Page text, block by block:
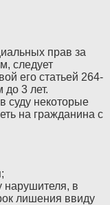
прав за
следует
его статьей 264-
3 лет.
суду некоторые
на гражданина с
нарушителя, в
лишения ввиду